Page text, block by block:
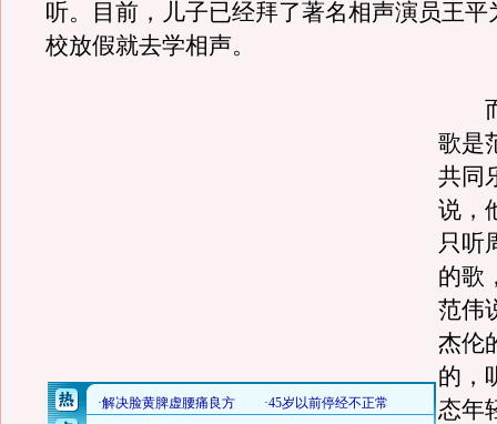
听。目前，儿子已经拜了著名相声演员王平
校放假就去学相声。
而
歌是
共同
说，
只听
的歌
范伟
杰伦
的，
态年